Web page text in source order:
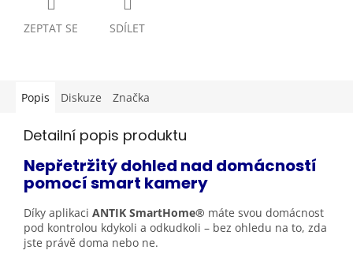
ZEPTAT SE SDÍLET
Popis Diskuze Značka
Detailní popis produktu
Nepřetržitý dohled nad domácností
pomocísmart kamery
Díky aplikaci ANTIK SmartHome® máte svou domácnost
pod kontrolou kdykoli a odkudkoli – bez ohledu na to, zda
jste právě doma nebo ne.